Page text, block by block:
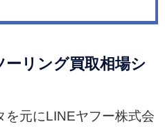
リング買取相場シ
を元にLINEヤフー株式会